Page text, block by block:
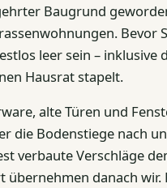
Baugrund
Bevor
leer sein – inklusive
Hausrat stapelt.
alte Türen und
die Bodenstiege nach
verbaute Verschläge
danach wir.